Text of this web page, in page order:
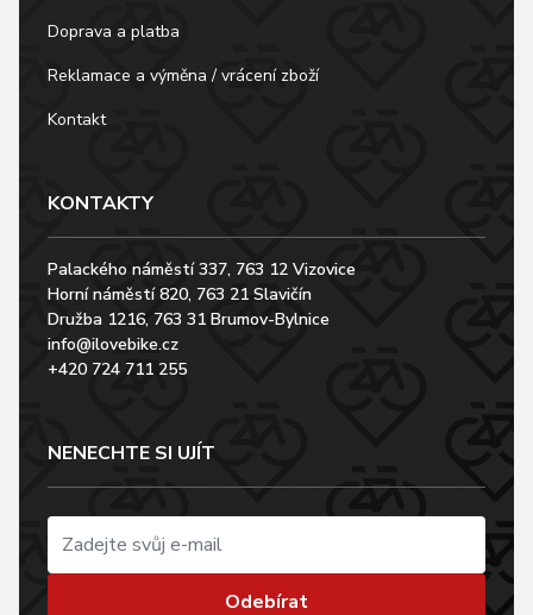
Doprava a platba
Reklamace a výměna / vrácení zboží
Kontakt
KONTAKTY
Palackého náměstí 337, 763 12 Vizovice
Horní náměstí 820, 763 21 Slavičín
Družba 1216, 763 31 Brumov-Bylnice
info@ilovebike.cz
+420 724 711 255
NENECHTE SI UJÍT
Odebírat